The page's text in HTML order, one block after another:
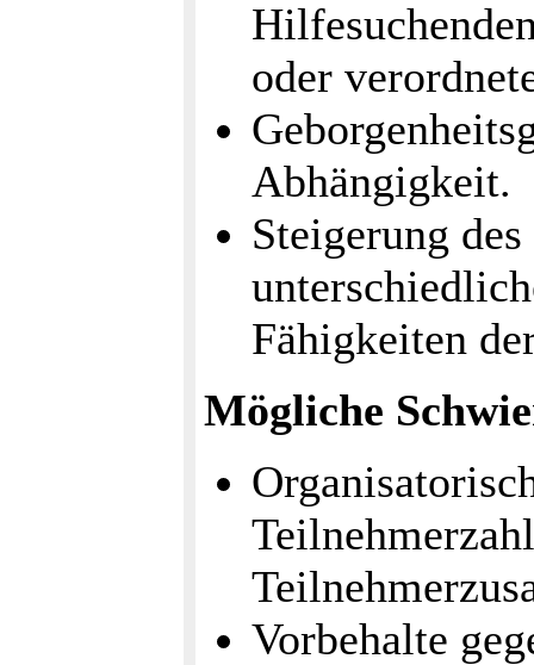
oder
Abhängigkeit.
Steigerung
Fähigkeiten
Mögliche
Vorbehalte